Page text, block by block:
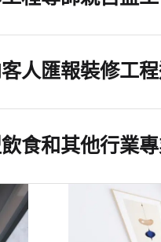
人匯報裝修工
食和其他行業